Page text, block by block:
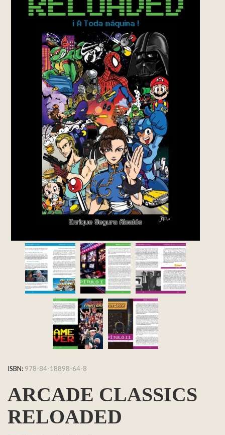
ISBN: 978-84-18898-64-8
ARCADE CLASSICS
RELOADED